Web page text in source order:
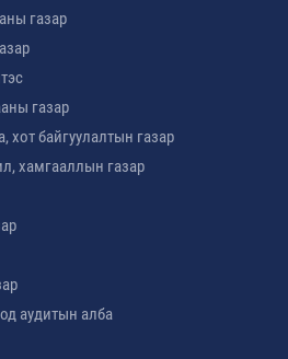
газар
газар
хот байгуулалтын газар
хамгааллын газар
аудитын алба